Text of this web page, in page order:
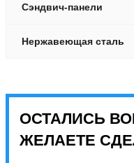
Сэндвич-панели
Нержавеющая сталь
ОСТАЛИСЬ
ЖЕЛАЕТЕ